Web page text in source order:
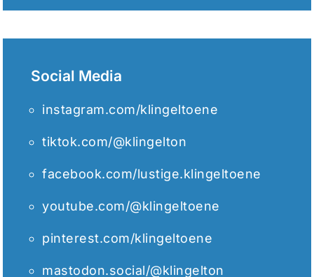
Social Media
instagram.com/klingeltoene
tiktok.com/@klingelton
facebook.com/lustige.klingeltoene
youtube.com/@klingeltoene
pinterest.com/klingeltoene
mastodon.social/@klingelton